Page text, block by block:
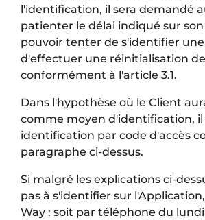
l'identification, il sera demandé
patienter le délai indiqué sur
pouvoir tenter de s'identifier
d'effectuer une réinitialisation
conformément à l'article 3.1.
Dans l'hypothèse où le Client
comme moyen d'identification,
identification par code d'accès
paragraphe ci-dessus.
Si malgré les explications ci-
pas à s'identifier sur
Way : soit par téléphone du